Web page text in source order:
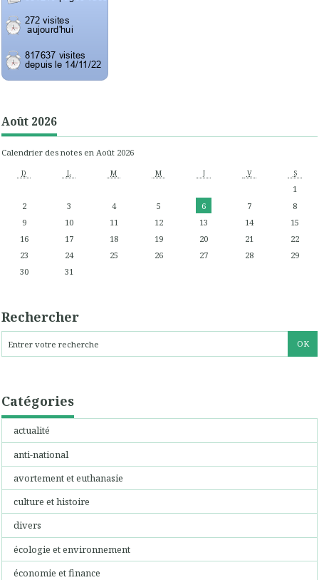
Août 2026
Calendrier des notes en Août 2026
D L M M J V S
1
2
3 4 5 6 7
8
9
10 11 12 13 14
15
16
17 18 19 20 21
22
23
24 25 26 27 28
29
30
31
Rechercher
Catégories
actualité
anti-national
avortement et euthanasie
culture et histoire
divers
écologie et environnement
économie et finance